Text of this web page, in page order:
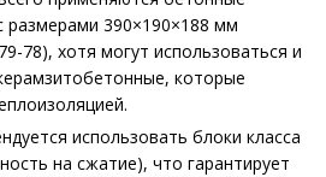
размерами 390×190×188 мм
78), хотя могут использоваться и
которые
использовать блоки класса
на сжатие), что гарантирует